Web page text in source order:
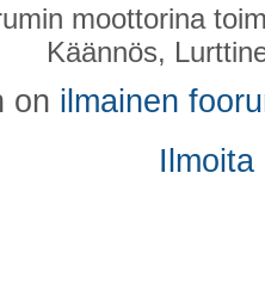
moottorina
Käännös,
on ilmainen